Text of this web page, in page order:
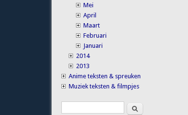
Mei
April
Maart
Februari
Januari
2014
2013
Anime teksten & spreuken
Muziek teksten & filmpjes
Search formSearch